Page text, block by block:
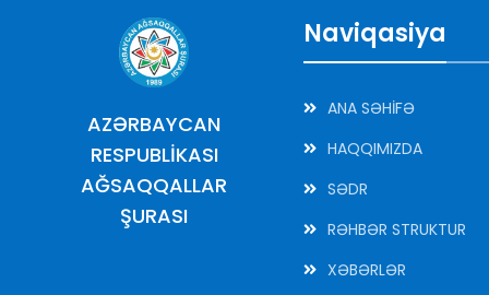
AZƏRBAYCAN
RESPUBLİKASI
AĞSAQQALLAR
ŞURASI
Naviqasiya
ANA SƏHİFƏ
HAQQIMIZDA
SƏDR
RƏHBƏR STRUKTUR
XƏBƏRLƏR